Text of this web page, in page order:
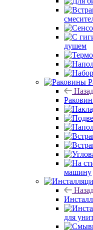
душем
машину
для